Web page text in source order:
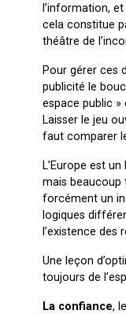
l’information,
cela constitue
théâtre de
Pour gérer ces
publicité le
espace public »
Laisser le jeu
faut comparer
L’Europe est
mais beaucoup
forcément un
logiques
l’existence
Une leçon
toujours de
La confiance,